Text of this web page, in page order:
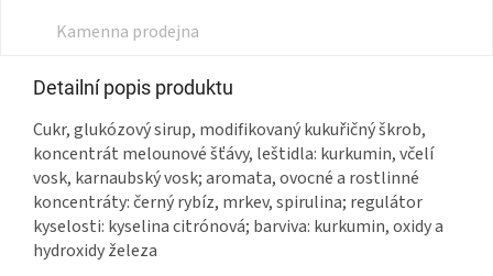
Kamenna prodejna
Detailní popis produktu
Cukr, glukózový sirup, modifikovaný kukuřičný škrob,
koncentrát melounové šťávy, leštidla: kurkumin, včelí
vosk, karnaubský vosk; aromata, ovocné a rostlinné
koncentráty: černý rybíz, mrkev, spirulina; regulátor
kyselosti: kyselina citrónová; barviva: kurkumin, oxidy a
hydroxidy železa